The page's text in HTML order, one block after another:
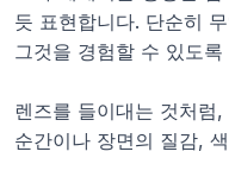
듯 표현합니다. 단순히
그것을 경험할 수 있도록
렌즈를 들이대는 것처럼
순간이나 장면의 질감,